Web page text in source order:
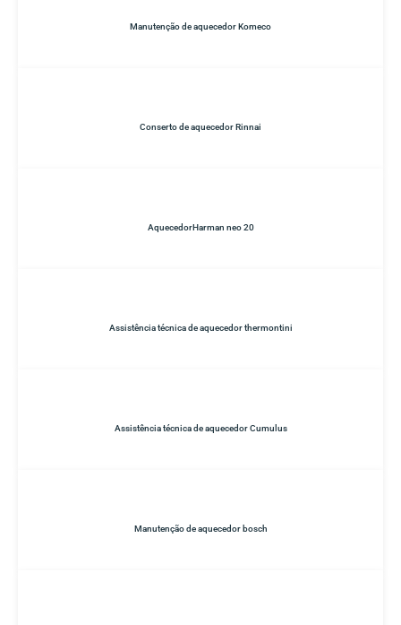
Manutenção de aquecedor Komeco
Conserto de aquecedor Rinnai
AquecedorHarman neo 20
Assistência técnica de aquecedor thermontini
Assistência técnica de aquecedor Cumulus
Manutenção de aquecedor bosch